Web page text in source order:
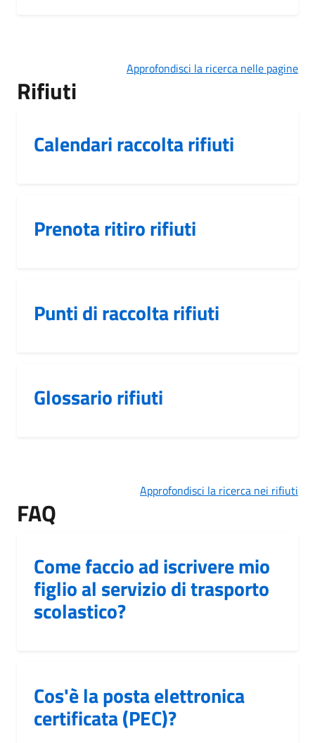
Approfondisci la ricerca nelle pagine
Rifiuti
Calendari raccolta rifiuti
Prenota ritiro rifiuti
Punti di raccolta rifiuti
Glossario rifiuti
Approfondisci la ricerca nei rifiuti
FAQ
Come faccio ad iscrivere mio
figlio al servizio di trasporto
scolastico?
Cos'è la posta elettronica
certificata (PEC)?